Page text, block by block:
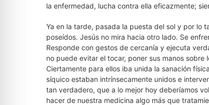
la enfermedad, lucha contra ella eficazmente;
Ya en la tarde, pasada la puesta del sol y por lo
poseídos. Jesús no mira hacia otro lado. Se
Responde con gestos de cercanía y ejecuta
no puede evitar el tocar, poner sus manos
Ciertamente para ellos iba unida la sanación
síquico estaban intrínsecamente unidos e
tan verdadero, que a lo mejor hoy deberíamos
hacer de nuestra medicina algo más que